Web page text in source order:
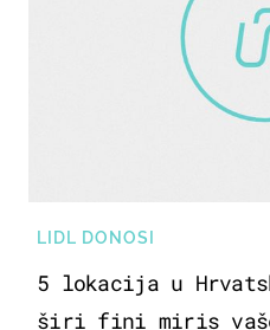
LIDL DONOSI
5 lokacija u
širi fini miris